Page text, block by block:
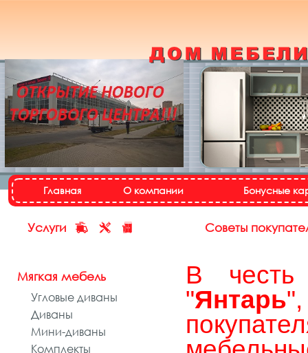
Кухонный гарнитур
«Настя»
Назад
Главная О компании Бонусные
Услуги Советы
В честь
"Янтарь",
Мягкая мебель
Угловые диваны
Диваны
Мини-диваны
Комплекты